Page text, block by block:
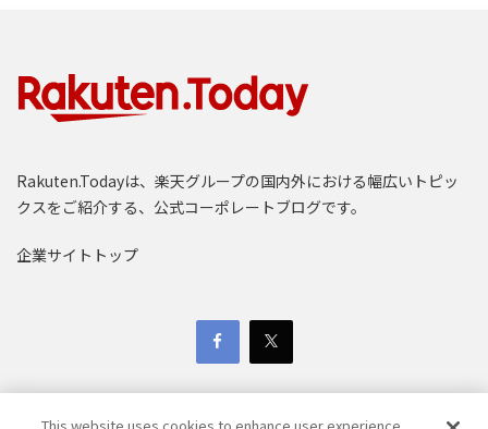
Rakuten.Todayは、楽天グループの国内外における幅広いトピッ
クスをご紹介する、公式コーポレートブログです。
企業サイトトップ